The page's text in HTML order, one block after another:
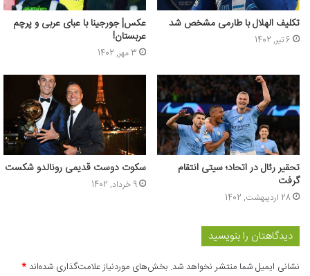
تکلیف الهلال با طارمی مشخص شد
6 تیر, 1402
عکس‌| جورجینا با عبای عربی و پرچم
عربستان!
3 مهر, 1402
تحقیر رئال در اتحاد؛ سیتی انتقام
گرفت
28 اردیبهشت, 1402
سکوت دوست قدیمی رونالدو شکست
9 خرداد, 1402
دیدگاهتان را بنویسید
نشانی ایمیل شما منتشر نخواهد شد. بخش‌های موردنیاز علامت‌گذاری شده‌اند*